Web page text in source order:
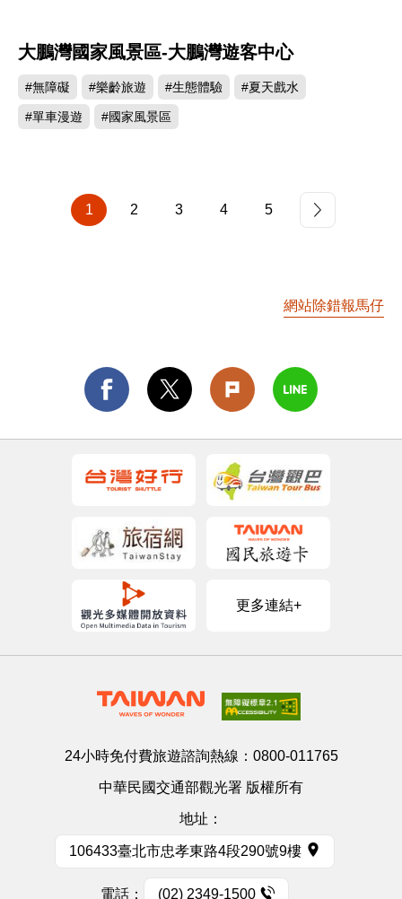
501181
大鵬灣國家風景區-大鵬灣遊客中心
#無障礙 #樂齡旅遊 #生態體驗 #夏天戲水
#單車漫遊 #國家風景區
1 2 3 4 5
網站除錯報馬仔
更多連結+
24小時免付費旅遊諮詢熱線： 0800-011765
中華民國交通部觀光署 版權所有
地址：
106433臺北市忠孝東路4段290號9樓
電話： (02) 2349-1500